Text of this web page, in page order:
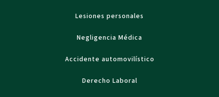
Lesiones personales
Negligencia Médica
Accidente automovilístico
Derecho Laboral